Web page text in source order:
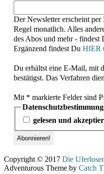
Der Newsletter erscheint
Regel monatlich. Alles
des Abos und mehr - findest
Ergänzend findest Du HIER
Du erhältst eine E-Mail, mit
bestätigst. Das Verfahren
Mit * markierte Felder sind
gelesen und
Copyright © 2017 Die
Adventurous Theme by Catch